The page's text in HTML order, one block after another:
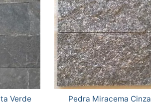
Verde Pedra Miracema Cinza